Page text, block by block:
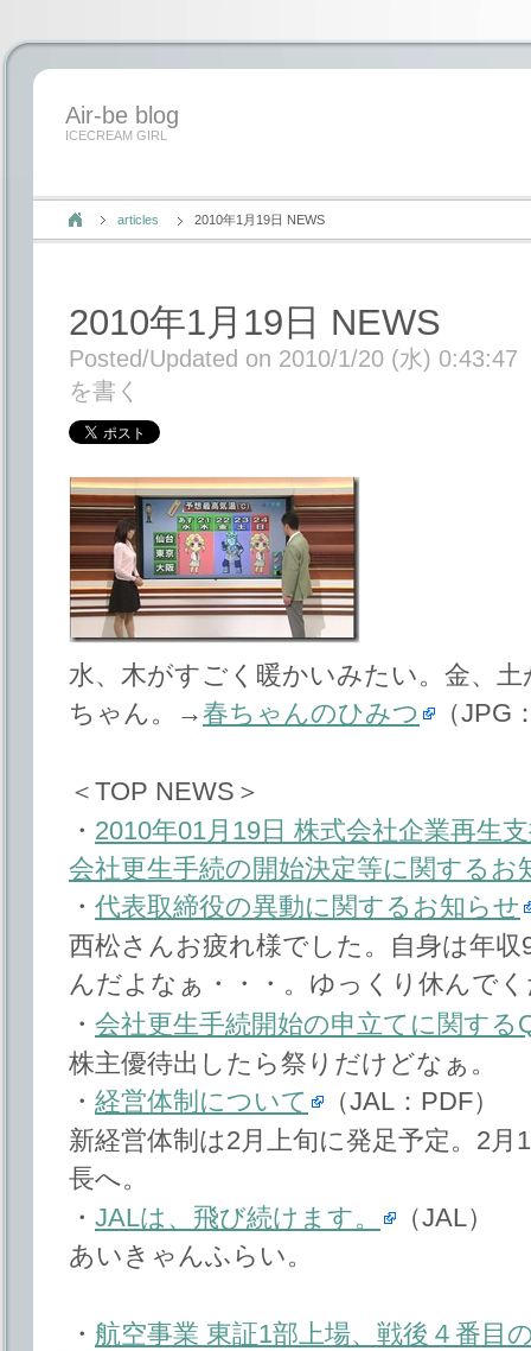
Air-be blog
ICECREAM GIRL
articles 2010年1月19日 NEWS
2010年1月19日 NEWS
Posted/Updated on 2010/1/20 (水) 0:43:47
を書く
水、木がすごく暖かいみたい。金、
ちゃん。→春ちゃんのひみつ （
＜TOP NEWS＞
・ 2010年01月19日 株式会社企業再生
会社更生手続の開始決定等に関するお
・ 代表取締役の異動に関するお知らせ
西松さんお疲れ様でした。自身は年
んだよなぁ・・・。ゆっくり休んで
・ 会社更生手続開始の申立てに関する
株主優待出したら祭りだけどなぁ。
・ 経営体制について
（JAL：PDF）
新経営体制は2月上旬に発足予定。2
長へ。
・ JALは、飛び続けます。
（JAL）
あいきゃんふらい。
・ 航空事業 東証1部上場、戦後４番目